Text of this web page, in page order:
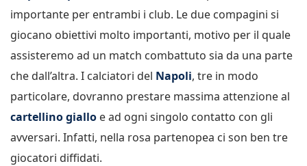
importante per entrambi i club. Le due compagini si
giocano obiettivi molto importanti, motivo per il quale
assisteremo ad un match combattuto sia da una parte
che dall’altra. I calciatori del Napoli, tre in modo
particolare, dovranno prestare massima attenzione al
cartellino giallo e ad ogni singolo contatto con gli
avversari. Infatti, nella rosa partenopea ci son ben tre
giocatori diffidati.